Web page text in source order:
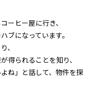
ーヒー屋に行き、
ブになっています。
、
得られることを知り、
ね」と話して、物件を探